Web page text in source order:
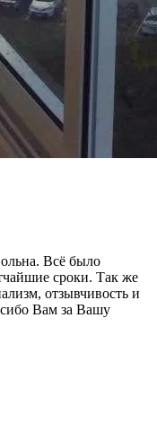
Всё было
сроки. Так же
отзывчивость и
Вам за Вашу